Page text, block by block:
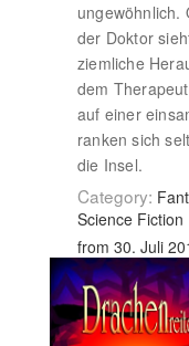
ungewöhnlich.
der Doktor
ziemliche
dem
auf einer
ranken sich
die Insel.
Category:
Science Fiction
from 30. Juli